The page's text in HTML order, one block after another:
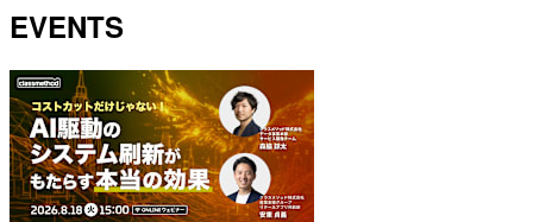
EVENTS